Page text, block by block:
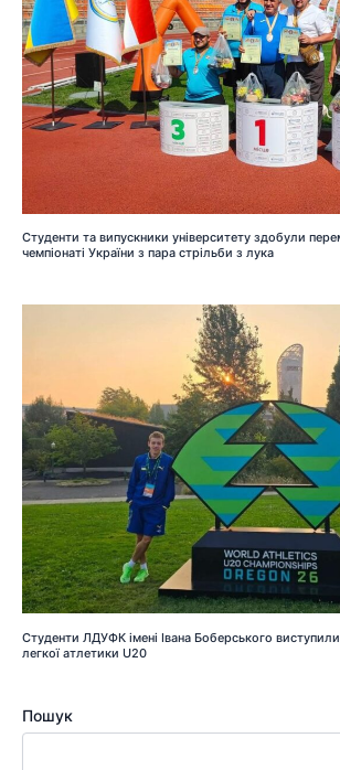
Студенти та випускники університету здобули
чемпіонаті України з пара стрільби з лука
Студенти ЛДУФК імені Івана Боберського виступили
легкої атлетики U20
Пошук